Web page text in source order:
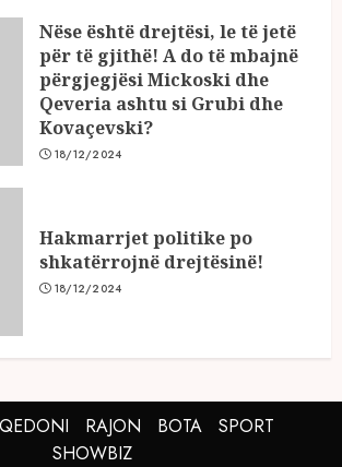
Nëse është drejtësi, le të jetë
për të gjithë! A do të mbajnë
përgjegjësi Mickoski dhe
Qeveria ashtu si Grubi dhe
Kovaçevski?
18/12/2024
Hakmarrjet politike po
shkatërrojnë drejtësinë!
18/12/2024
RAJON BOTA
SPORT
SHOWBIZ